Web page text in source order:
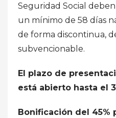
Seguridad Social
un mínimo de 58 días
de forma discontinua,
subvencionable.
El plazo de
está abierto hasta el
Bonificación del 45%